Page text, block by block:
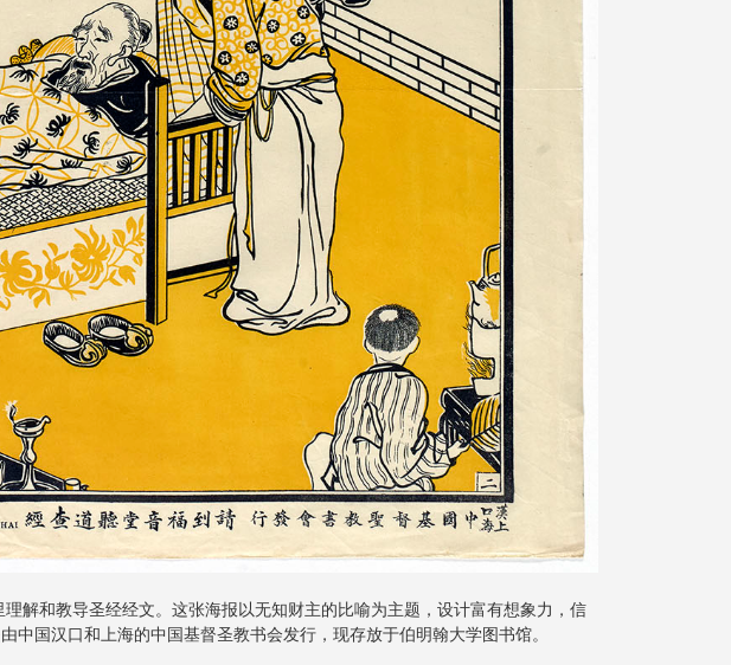
和教导圣经经文。这张海报以无知财主的比喻为主题，设计富有想象力，信
国汉口和上海的中国基督圣教书会发行，现存放于伯明翰大学图书馆。